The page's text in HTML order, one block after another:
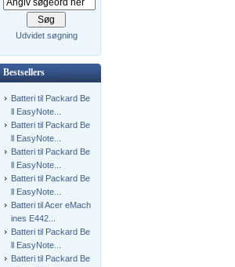
Udvidet søgning
Bestsellers
Batteri til Packard Be
ll EasyNote...
Batteri til Packard Be
ll EasyNote...
Batteri til Packard Be
ll EasyNote...
Batteri til Packard Be
ll EasyNote...
Batteri til Acer eMach
ines E442...
Batteri til Packard Be
ll EasyNote...
Batteri til Packard Be